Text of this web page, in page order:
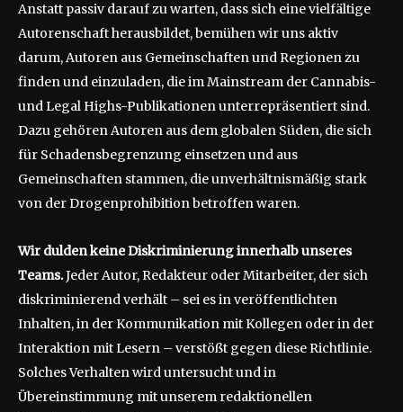
Anstatt passiv darauf zu warten, dass sich eine vielfältige
Autorenschaft herausbildet, bemühen wir uns aktiv
darum, Autoren aus Gemeinschaften und Regionen zu
finden und einzuladen, die im Mainstream der Cannabis-
und Legal Highs-Publikationen unterrepräsentiert sind.
Dazu gehören Autoren aus dem globalen Süden, die sich
für Schadensbegrenzung einsetzen und aus
Gemeinschaften stammen, die unverhältnismäßig stark
von der Drogenprohibition betroffen waren.
Wir dulden keine Diskriminierung innerhalb unseres
Teams.Jeder Autor, Redakteur oder Mitarbeiter, der sich
diskriminierend verhält – sei es in veröffentlichten
Inhalten, in der Kommunikation mit Kollegen oder in der
Interaktion mit Lesern – verstößt gegen diese Richtlinie.
Solches Verhalten wird untersucht und in
Übereinstimmung mit unserem redaktionellen